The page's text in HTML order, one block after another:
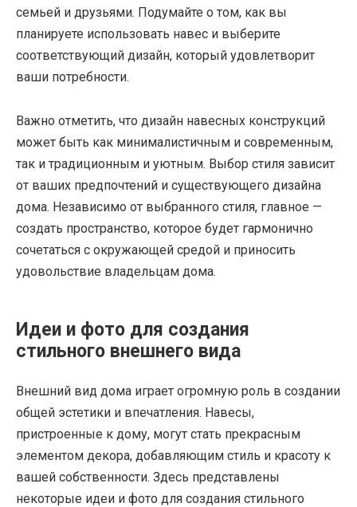
семьей и друзьями. Подумайте о том, как вы
планируете использовать навес и выберите
соответствующий дизайн, который удовлетворит
ваши потребности.
Важно отметить, что дизайн навесных конструкций
может быть как минималистичным и современным,
так и традиционным и уютным. Выбор стиля зависит
от ваших предпочтений и существующего дизайна
дома. Независимо от выбранного стиля, главное —
создать пространство, которое будет гармонично
сочетаться с окружающей средой и приносить
удовольствие владельцам дома.
Идеи и фото для создания
стильного внешнего вида
Внешний вид дома играет огромную роль в создании
общей эстетики и впечатления. Навесы,
пристроенные к дому, могут стать прекрасным
элементом декора, добавляющим стиль и красоту к
вашей собственности. Здесь представлены
некоторые идеи и фото для создания стильного